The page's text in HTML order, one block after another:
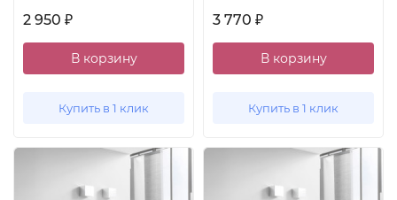
2 950 ₽
В корзину
Купить в 1 клик
3 770 ₽
В корзину
Купить в 1 клик